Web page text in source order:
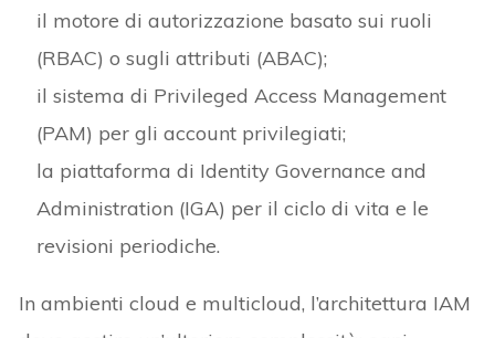
il motore di autorizzazione basato sui ruoli
(RBAC) o sugli attributi (ABAC);
il sistema di Privileged Access Management
(PAM) per gli account privilegiati;
la piattaforma di Identity Governance and
Administration (IGA) per il ciclo di vita e le
revisioni periodiche.
In ambienti cloud e multicloud, l’architettura IAM